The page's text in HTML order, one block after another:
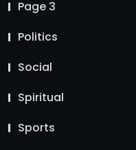
Page 3
Politics
Social
Spiritual
Sports